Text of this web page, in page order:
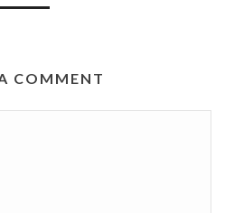
COMMENT